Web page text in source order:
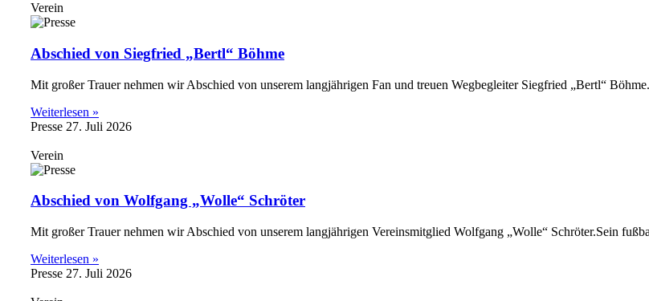
Verein
Abschied von Siegfried „Bertl“ Böhme
Mit großer Trauer nehmen wir Abschied von unserem langjährigen Fan und treuen Wegbegleiter Siegfried „Bertl“
Weiterlesen »
Presse 27. Juli 2026
Verein
Abschied von Wolfgang „Wolle“ Schröter
Mit großer Trauer nehmen wir Abschied von unserem langjährigen Vereinsmitglied Wolfgang „Wolle“ Schröter.Sein
Weiterlesen »
Presse 27. Juli 2026